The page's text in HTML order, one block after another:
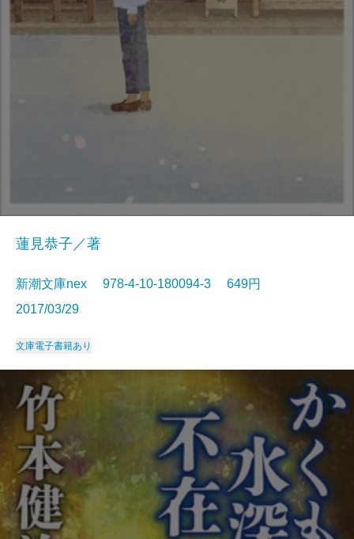
蓮見恭子／著
新潮文庫nex 978-4-10-180094-3 649円
2017/03/29
文庫電子書籍あり